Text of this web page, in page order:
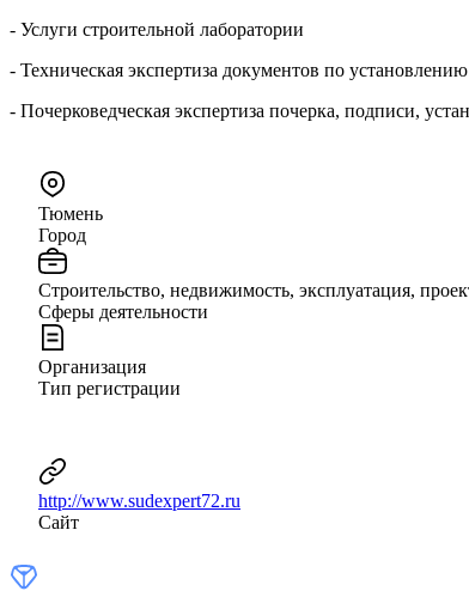
- Услуги строительной лаборатории
- Техническая экспертиза документов по
- Почерковедческая экспертиза почерка, подписи,
Тюмень
Город
Строительство, недвижимость, эксплуатация,
Сферы деятельности
Организация
Тип регистрации
http://www.sudexpert72.ru
Сайт